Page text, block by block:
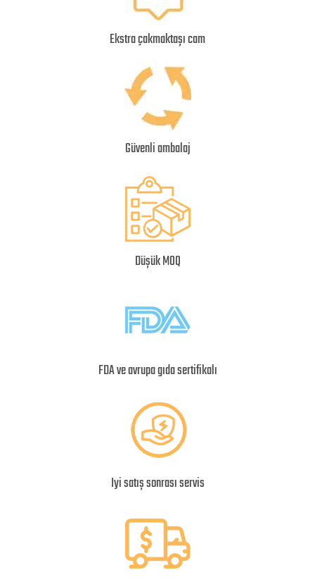
Ekstra çakmaktaşı cam
Güvenli ambalaj
Düşük MOQ
FDA ve avrupa gıda sertifikalı
Iyi satış sonrası servis